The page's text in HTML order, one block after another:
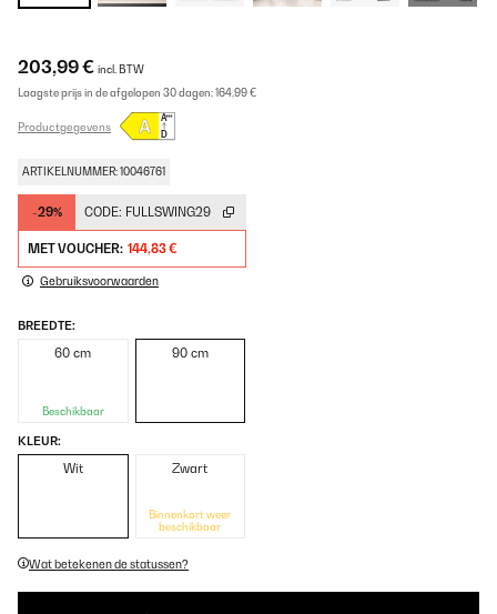
203,99 € incl. BTW
Laagste prijs in de afgelopen 30 dagen:164,99 €
Productgegevens
ARTIKELNUMMER: 10046761
-29% CODE: FULLSWING29
MET VOUCHER: 144,83 €
Gebruiksvoorwaarden
BREEDTE:
60 cm
Beschikbaar
90 cm
KLEUR:
Wit Zwart
Binnenkort weer
beschikbaar
Wat betekenen de statussen?